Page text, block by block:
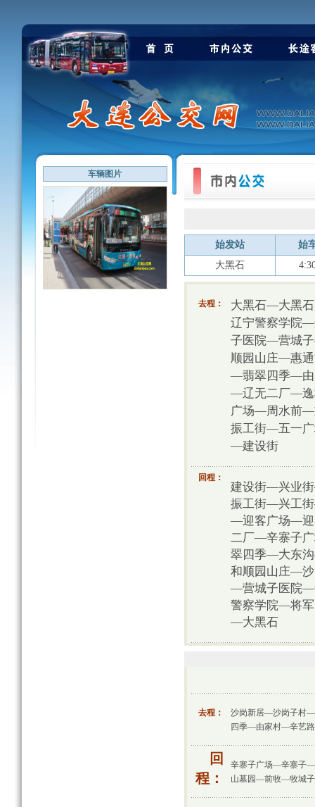
车辆图片
始发站
始
大黑石
去程：
大黑石—大黑
辽宁警察学院
子医院—营城
顺园山庄—惠
—翡翠四季—
—辽无二厂—
广场—周水前
振工街—五一
—建设街
回程：
建设街—兴业
振工街—兴工
—迎客广场—
二厂—辛寨子
翠四季—大东
和顺园山庄—
—营城子医院
警察学院—将
—大黑石
去程：
沙岗新居—沙岗子村
四季—由家村—辛艺
回
程：
辛寨子广场—辛寨子
山墓园—前牧—牧城